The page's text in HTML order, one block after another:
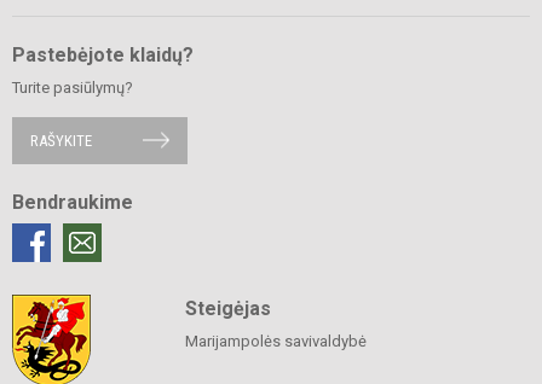
Pastebėjote klaidų?
Turite pasiūlymų?
RAŠYKITE
Bendraukime
Steigėjas
Marijampolės savivaldybė